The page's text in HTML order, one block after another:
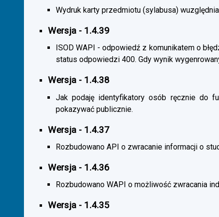
Wydruk karty przedmiotu (sylabusa)
Wersja - 1.4.39
ISOD WAPI - odpowiedź z komunikatem o
status odpowiedzi 400. Gdy wynik
Wersja - 1.4.38
Jak podaję identyfikatory osób ręcznie do
pokazywać publicznie.
Wersja - 1.4.37
Rozbudowano API o zwracanie informacji o
Wersja - 1.4.36
Rozbudowano WAPI o możliwość zwracania
Wersja - 1.4.35